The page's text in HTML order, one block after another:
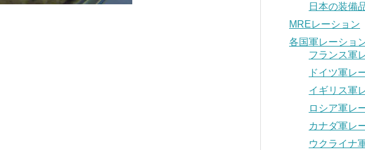
日本の装備
MREレーション
各国軍レーショ
フランス軍
ドイツ軍レ
イギリス軍
ロシア軍レ
カナダ軍レ
ウクライナ